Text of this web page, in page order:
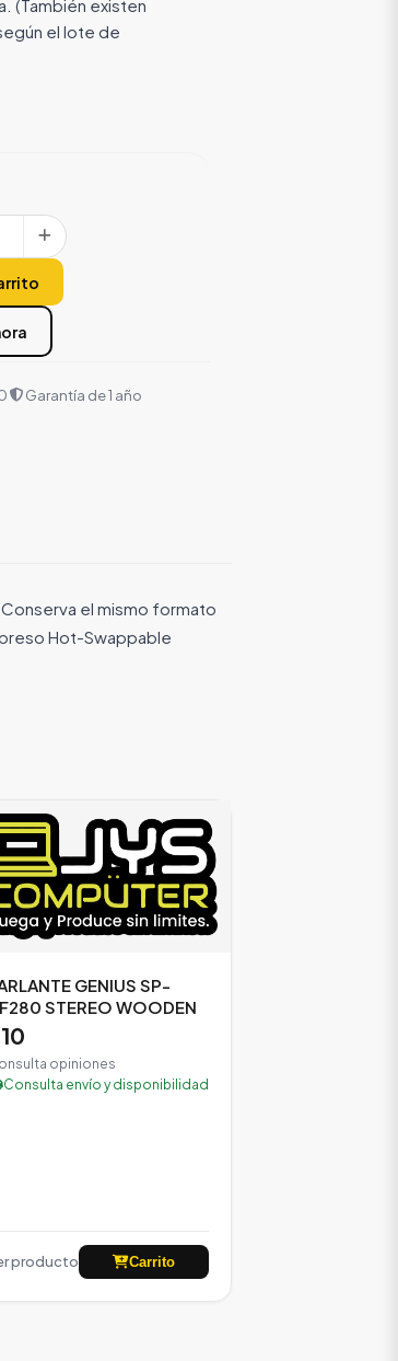
(También existen
el lote de
Garantía de 1 año
el mismo formato
Hot-Swappable
GENIUS SP-
STEREO WOODEN
opiniones
Consulta envío y disponibilidad
producto Carrito